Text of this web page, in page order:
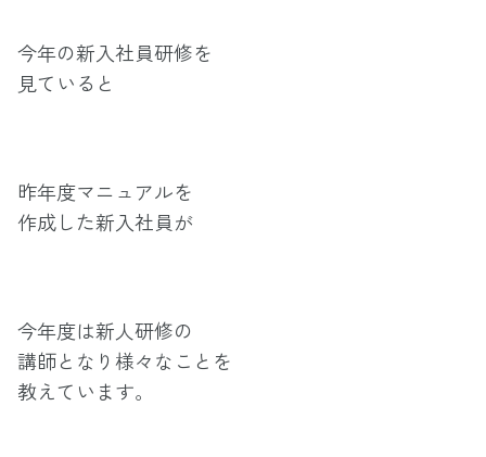
今年の新入社員研修を
見ていると
昨年度マニュアルを
作成した新入社員が
今年度は新人研修の
講師となり様々なことを
教えています。